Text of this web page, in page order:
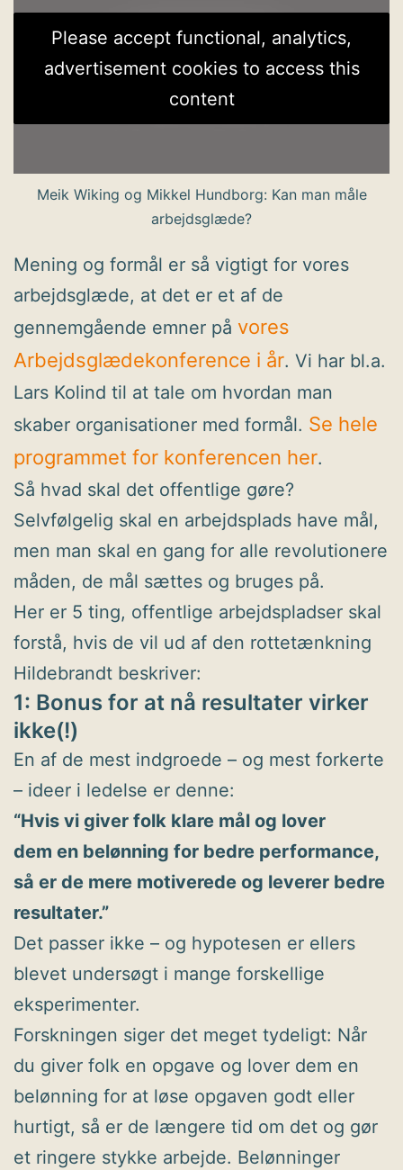
Please accept functional, analytics,
advertisement cookies to access this
content
Meik Wiking og Mikkel Hundborg: Kan man måle
arbejdsglæde?
Mening og formål er så vigtigt for vores
arbejdsglæde, at det er et af de
gennemgående emner på vores
Arbejdsglædekonference i år. Vi har bl.a.
Lars Kolind til at tale om hvordan man
skaber organisationer med formål. Se hele
programmet for konferencen her.
Så hvad skal det offentlige gøre?
Selvfølgelig skal en arbejdsplads have mål,
men man skal en gang for alle revolutionere
måden, de mål sættes og bruges på.
Her er 5 ting, offentlige arbejdspladser skal
forstå, hvis de vil ud af den rottetænkning
Hildebrandt beskriver:
1: Bonus for at nå resultater virker
ikke(!)
En af de mest indgroede – og mest forkerte
– ideer i ledelse er denne:
“Hvis vi giver folk klare mål og lover
dem en belønning for bedre performance,
så er de mere motiverede og leverer bedre
resultater.”
Det passer ikke – og hypotesen er ellers
blevet undersøgt i mange forskellige
eksperimenter.
Forskningen siger det meget tydeligt: Når
du giver folk en opgave og lover dem en
belønning for at løse opgaven godt eller
hurtigt, så er de længere tid om det og gør
et ringere stykke arbejde. Belønninger